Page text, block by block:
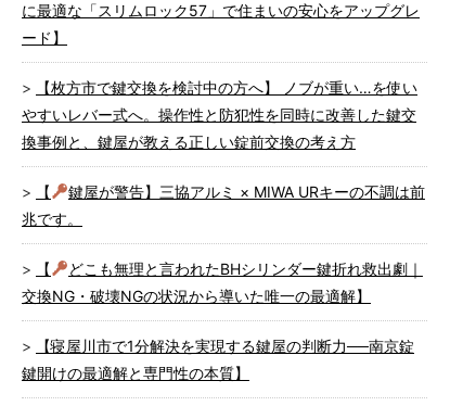
に最適な「スリムロック57」で住まいの安心をアップグレ
ード】
【枚方市で鍵交換を検討中の方へ】 ノブが重い…を使い
やすいレバー式へ。操作性と防犯性を同時に改善した鍵交
換事例と、鍵屋が教える正しい錠前交換の考え方
【
鍵屋が警告】三協アルミ × MIWA URキーの不調は前
兆です。
【
どこも無理と言われたBHシリンダー鍵折れ救出劇｜
交換NG・破壊NGの状況から導いた唯一の最適解】
【寝屋川市で1分解決を実現する鍵屋の判断力──南京錠
鍵開けの最適解と専門性の本質】